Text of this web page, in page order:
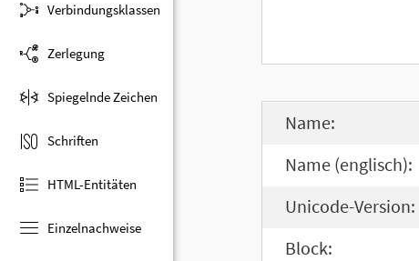
Verbindungsklassen
Zerlegung
Spiegelnde Zeichen
Schriften
HTML-Entitäten
Einzelnachweise
Name:
Name (englisch):
Unicode-Version:
Block: